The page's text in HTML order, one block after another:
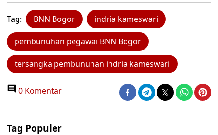
Tag: BNN Bogor indria kameswari
pembunuhan pegawai BNN Bogor
tersangka pembunuhan indria kameswari
0 Komentar
Tag Populer